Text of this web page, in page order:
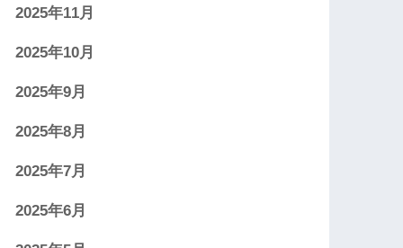
2025年11月
2025年10月
2025年9月
2025年8月
2025年7月
2025年6月